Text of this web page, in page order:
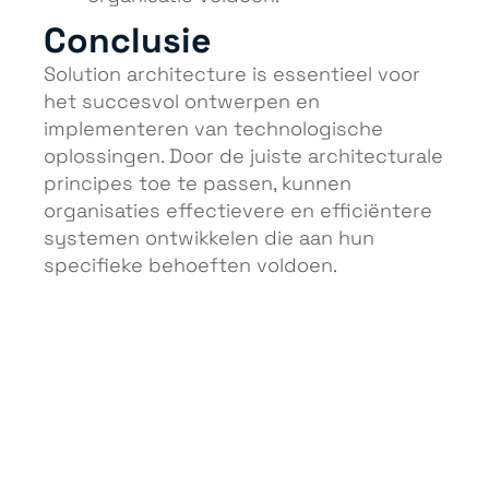
Conclusie
Solution architecture is essentieel voor
het succesvol ontwerpen en
implementeren van technologische
oplossingen. Door de juiste architecturale
principes toe te passen, kunnen
organisaties effectievere en efficiëntere
systemen ontwikkelen die aan hun
specifieke behoeften voldoen.